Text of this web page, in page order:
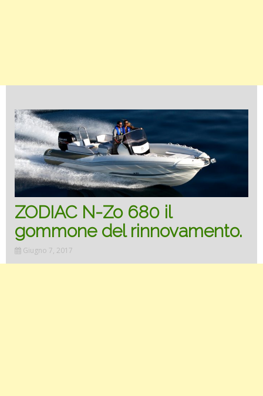
ZODIAC N-Zo 680 il
gommone del rinnovamento.
Giugno 7, 2017